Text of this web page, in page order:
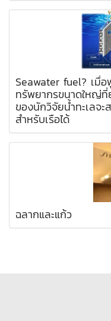
Seawater fuel? เมื่
ทรัพยากรขนาดใหญ่ที่
ของนักวิจัยน้ำทะเลจะ
สำหรับเรือได้
ฉลากและแก้ว